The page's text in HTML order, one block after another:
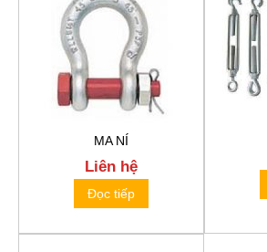
MA NÍ
Liên hệ
Đọc tiếp